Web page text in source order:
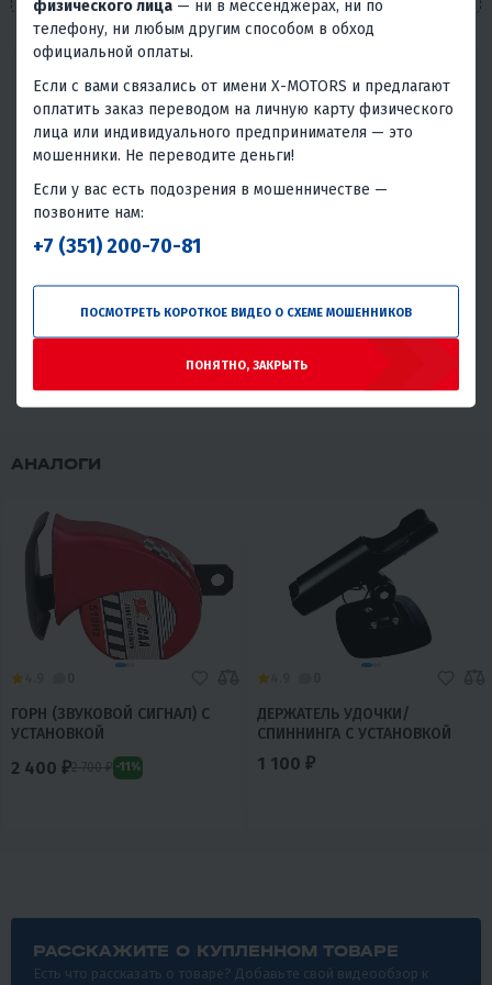
Надёжность товара
Статистика основана на количестве общего числа
покупателей и количестве обращений в сервис с этим
товаром.
Без проблем Всего обращений в сервис
97.16%
большинстве случаев.
АНАЛОГИ
ГОРН (ЗВУКОВОЙ СИГНАЛ) С
УСТАНОВКОЙ
2 400 ₽2 700 ₽ -11%
ДЕРЖАТЕЛЬ УДОЧКИ/
СПИННИНГА С УСТАНОВКОЙ
1 100 ₽
РАССКАЖИТЕ О КУПЛЕННОМ ТОВАРЕ
Есть что рассказать о товаре? Добавьте свой видеообзор к
физического лица — ни в мессенджерах, ни по
телефону, ни любым другим способом в обход
официальной оплаты.
Если с вами связались от имени X-MOTORS и предлагают
оплатить заказ переводом на личную карту физического
лица или индивидуального предпринимателя — это
мошенники. Не переводите деньги!
Если у вас есть подозрения в мошенничестве —
позвоните нам:
+7 (351) 200-70-81
ПОСМОТРЕТЬ КОРОТКОЕ ВИДЕО О СХЕМЕ МОШЕННИКОВ
ПОНЯТНО, ЗАКРЫТЬ